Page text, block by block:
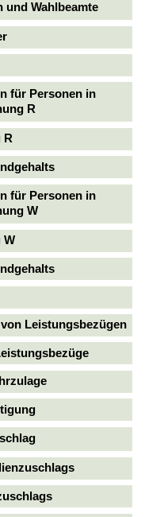
und Wahlbeamte
für Personen in
R
R
für Personen in
W
W
Leistungsbezügen